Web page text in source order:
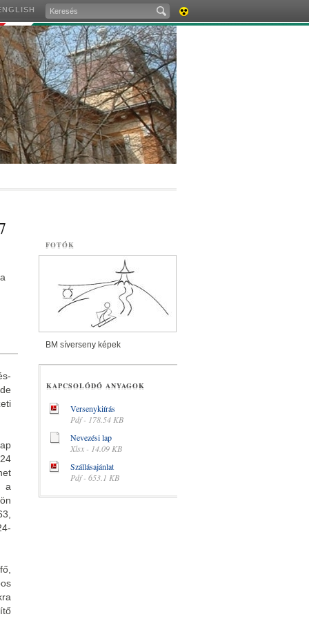
a
FOTÓK
BM síverseny képek
KAPCSOLÓDÓ ANYAGOK
Versenykiírás
Pdf - 178.54 KB
Nevezési lap
Xlsx - 14.09 KB
Szállásajánlat
Pdf - 653.1 KB